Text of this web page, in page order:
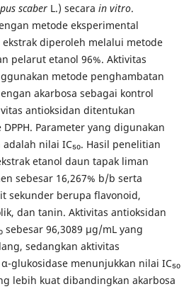
scaberL.) secara in vitro.
metode eksperimental
diperoleh melalui metode
pelarut etanol 96%. Aktivitas
metode penghambatan
akarbosa sebagai kontrol
antioksidan ditentukan
Parameter yang digunakan
nilai IC₅₀. Hasil penelitian
etanol daun tapak liman
sebesar 16,267% b/b serta
sekunder berupa flavonoid,
dan tanin. Aktivitas antioksidan
sebesar 96,3089 µg/mL yang
sedangkan aktivitas
glukosidase menunjukkan nilai IC₅₀
lebih kuat dibandingkan akarbosa